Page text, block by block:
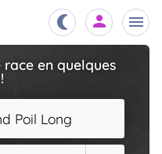
race en quelques
Poil Long